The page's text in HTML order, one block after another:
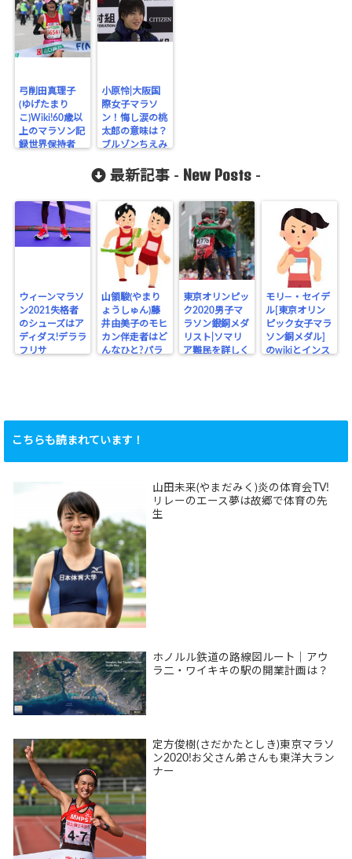
弓削田真理子
(ゆげたまり
こ)Wiki!60歳以
上のマラソン記
録世界保持者
小原怜|大阪国
際女子マラソ
ン！悔し涙の桃
太郎の意味は？
ブルゾンちえみ
最新記事 - New Posts -
ウィーンマラソ
ン2021失格者
のシューズはア
ディダス!デララ
フリサ
山領駿(やまり
ょうしゅん)藤
井由美子のモヒ
カン伴走者はど
んなひと?パラ
東京オリンピッ
ク2020男子マ
ラソン銀銅メダ
リスト|ソマリ
ア難民を詳しく
モリ―・セイデ
ル[東京オリン
ピック女子マラ
ソン銅メダル]
のwikiとインス
こちらも読まれています！
山田未来(やまだみく)炎の体育会TV!
リレーのエース夢は故郷で体育の先
生
ホノルル鉄道の路線図ルート｜アウ
ラ二・ワイキキの駅の開業計画は？
定方俊樹(さだかたとしき)東京マラソ
ン2020!お父さん弟さんも東洋大ラン
ナー